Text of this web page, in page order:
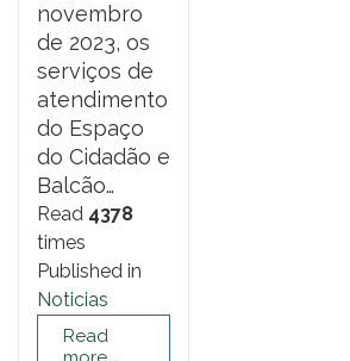
novembro
de 2023, os
serviços de
atendimento
do Espaço
do Cidadão e
Balcão…
Read 4378
times
Published in
Noticias
Read